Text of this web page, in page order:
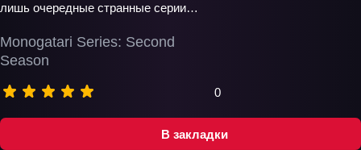
В закладки
Monogatari Series: Second
Season
0
лишь очередные странные серии…